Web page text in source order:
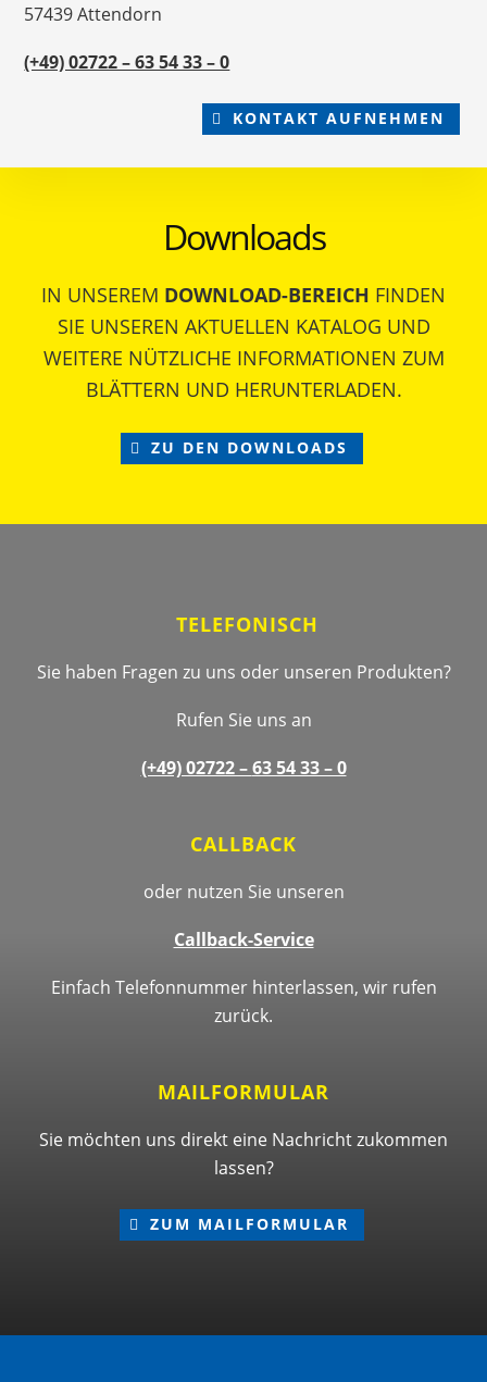
57439 Attendorn
(+49) 02722 – 63 54 33 – 0
KONTAKT AUFNEHMEN
Downloads
IN UNSEREM DOWNLOAD-BEREICH FINDEN
SIE UNSEREN AKTUELLEN KATALOG UND
WEITERE NÜTZLICHE INFORMATIONEN ZUM
BLÄTTERN UND HERUNTERLADEN.
ZU DEN DOWNLOADS
TELEFONISCH
Sie haben Fragen zu uns oder unseren Produkten?
Rufen Sie uns an
(+49) 02722 –63 54 33 – 0
CALLBACK
oder nutzen Sie unseren
Callback-Service
Einfach Telefonnummer hinterlassen, wir rufen
zurück.
MAILFORMULAR
Sie möchten uns direkt eine Nachricht zukommen
lassen?
ZUM MAILFORMULAR